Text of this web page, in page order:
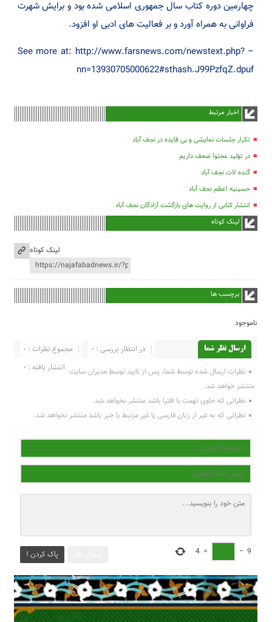
چهارمین دوره کتاب سال جمهوری اسلامی شده بود و برایش شهرت
فراوانی به همراه آورد و بر فعالیت های ادبی او افزود.
– See more at: http://www.farsnews.com/newstext.php?
nn=13930705000622#sthash.J99PzfqZ.dpuf
اخبار مرتبط
تکرار جلسات نمایشی و بی فایده در نجف آباد
در تولید محتوا ضعف داریم
گنده لات نجف آباد
حسینیه اعظم نجف آباد
انتشار کتابی از روایت های بازگشت آزادگان نجف آباد
لینک کوتاه
لینک کوتاه
برچسب ها
ناموجود
ارسال نظر شما مجموع نظرات : 0
در انتظار بررسی : 0
انتشار یافته : 0 نظرات ارسال شده توسط شما، پس از تایید توسط مدیران سایت
منتشر خواهد شد.
نظراتی که حاوی تهمت یا افترا باشد منتشر نخواهد شد.
نظراتی که به غیر از زبان فارسی یا غیر مرتبط با خبر باشد منتشر نخواهد شد.
پاک کردن ! 9
−
=
4